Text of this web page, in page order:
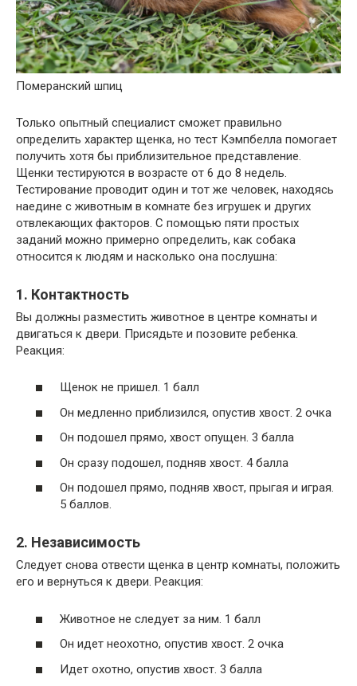
Померанский шпиц
Только опытный специалист сможет правильно
определить характер щенка, но тест Кэмпбелла помогает
получить хотя бы приблизительное представление.
Щенки тестируются в возрасте от 6 до 8 недель.
Тестирование проводит один и тот же человек, находясь
наедине с животным в комнате без игрушек и других
отвлекающих факторов. С помощью пяти простых
заданий можно примерно определить, как собака
относится к людям и насколько она послушна:
1. Контактность
Вы должны разместить животное в центре комнаты и
двигаться к двери. Присядьте и позовите ребенка.
Реакция:
Щенок не пришел. 1 балл
Он медленно приблизился, опустив хвост. 2 очка
Он подошел прямо, хвост опущен. 3 балла
Он сразу подошел, подняв хвост. 4 балла
Он подошел прямо, подняв хвост, прыгая и играя.
5 баллов.
2. Независимость
Следует снова отвести щенка в центр комнаты, положить
его и вернуться к двери. Реакция:
Животное не следует за ним. 1 балл
Он идет неохотно, опустив хвост. 2 очка
Идет охотно, опустив хвост. 3 балла